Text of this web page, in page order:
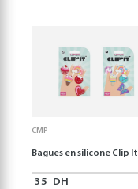
CMP
Bagues en silicone Clip It
35 DH